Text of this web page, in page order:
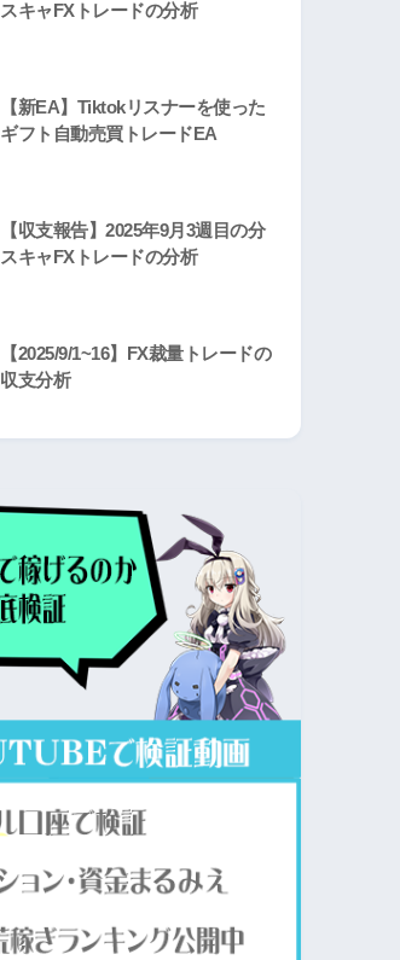
スキャFXトレードの分析
【新EA】Tiktokリスナーを使った
ギフト自動売買トレードEA
【収支報告】2025年9月3週目の分
スキャFXトレードの分析
【2025/9/1~16】FX裁量トレードの
収支分析